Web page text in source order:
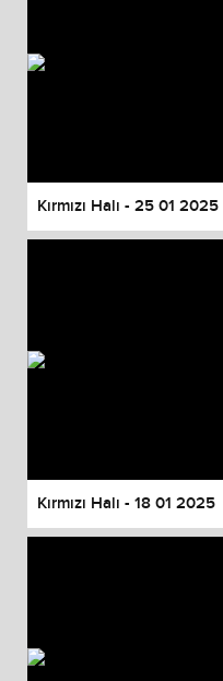
Kırmızı Halı - 25 01 2025
Kırmızı Halı - 18 01 2025